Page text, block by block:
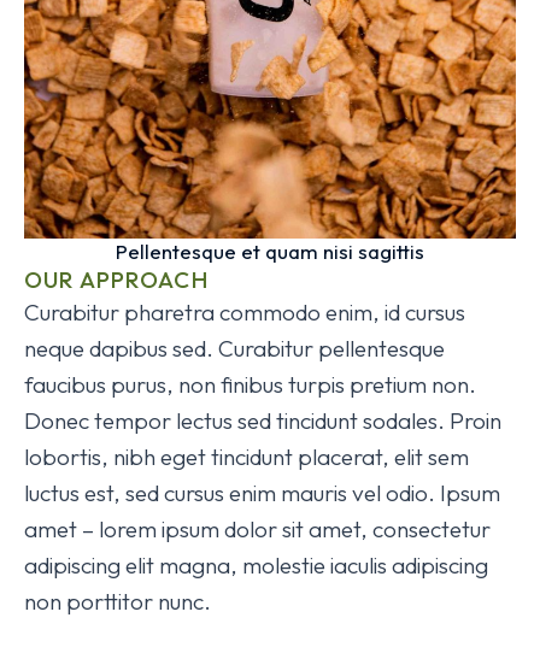
Pellentesque et quam nisi sagittis
OUR APPROACH
Curabitur pharetra commodo enim, id cursus
neque dapibus sed. Curabitur pellentesque
faucibus purus, non finibus turpis pretium non.
Donec tempor lectus sed tincidunt sodales. Proin
lobortis, nibh eget tincidunt placerat, elit sem
luctus est, sed cursus enim mauris vel odio. Ipsum
amet – lorem ipsum dolor sit amet, consectetur
adipiscing elit magna, molestie iaculis adipiscing
non porttitor nunc.